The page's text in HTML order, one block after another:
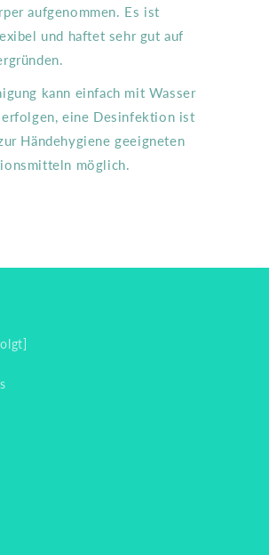
aufgenommen. Es ist
und haftet sehr gut auf
kann einfach mit Wasser
erfolgen, eine Desinfektion ist
Händehygiene geeigneten
möglich.